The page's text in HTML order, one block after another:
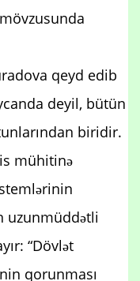
qeyd edib
deyil, bütün
biridir.
mühitinə
uzunmüddətli
“Dövlət
qorunması